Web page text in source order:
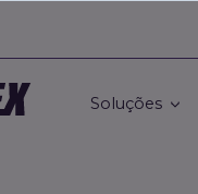
Soluções